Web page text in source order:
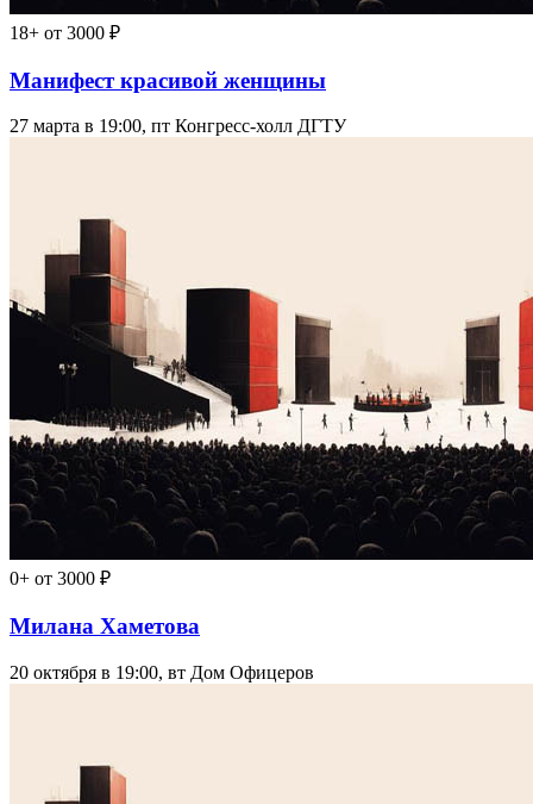
18+ от 3000 ₽
Манифест красивой женщины
27 марта в 19:00, пт Конгресс-холл ДГТУ
0+ от 3000 ₽
Милана Хаметова
20 октября в 19:00, вт Дом Офицеров